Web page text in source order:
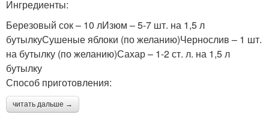
Ингредиенты:
Березовый сок – 10 лИзюм – 5-7 шт. на 1,5 л
бутылкуСушеные яблоки (по желанию)Чернослив – 1 шт.
на бутылку (по желанию)Сахар – 1-2 ст. л. на 1,5 л
бутылку
Способ приготовления:
читать дальше →